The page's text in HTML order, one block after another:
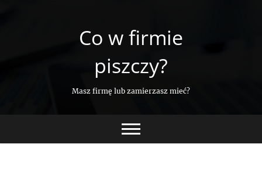
Co w firmie
piszczy?
Masz firmę lub zamierzasz mieć?